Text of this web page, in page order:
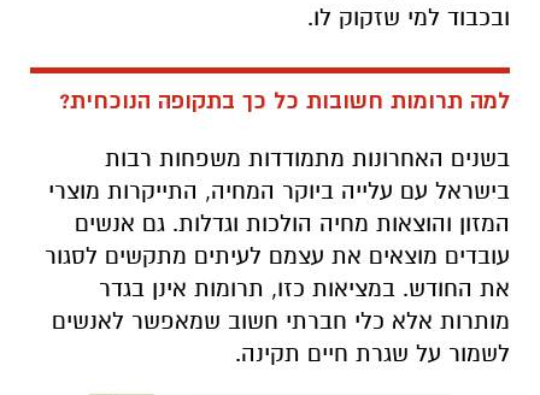
ובכבוד למי שזקוק לו.
למה תרומות חשובות כל כך בתקופה הנוכחית?
בשנים האחרונות מתמודדות משפחות רבות
בישראל עם עלייה ביוקר המחיה, התייקרות מוצרי
המזון והוצאות מחיה הולכות וגדלות. גם אנשים
עובדים מוצאים את עצמם לעיתים מתקשים לסגור
את החודש. במציאות כזו, תרומות אינן בגדר
מותרות אלא כלי חברתי חשוב שמאפשר לאנשים
לשמור על שגרת חיים תקינה.